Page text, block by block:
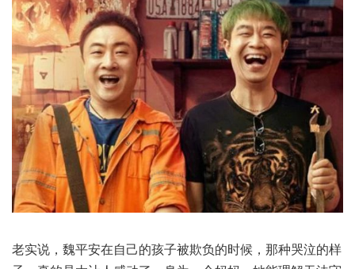
老实说，魏平安在自己的孩子被欺负的时候，那种哭泣的样